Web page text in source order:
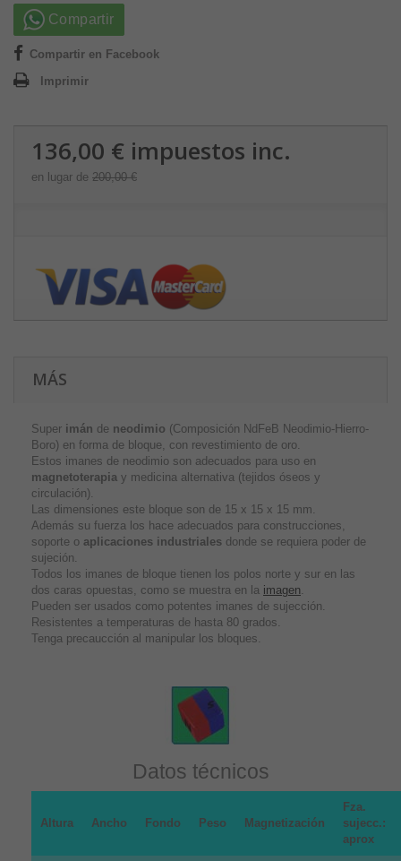
Compartir
Compartir en Facebook
Imprimir
136,00 € impuestos inc.
en lugar de 200,00 €
MÁS
Super imán de neodimio (Composición NdFeB Neodimio-Hierro-
Boro) en forma de bloque, con revestimiento de oro.
Estos imanes de neodimio son adecuados para uso en
magnetoterapia y medicina alternativa (tejidos óseos y
circulación).
Las dimensiones este bloque son de 15 x 15 x 15 mm.
Además su fuerza los hace adecuados para construcciones,
soporte o aplicaciones industriales donde se requiera poder de
sujeción.
Todos los imanes de bloque tienen los polos norte y sur en las
dos caras opuestas, como se muestra en la imagen.
Pueden ser usados como potentes imanes de sujección.
Resistentes a temperaturas de hasta 80 grados.
Tenga precaucción al manipular los bloques.
Datos técnicos
Altura Ancho Fondo Peso Magnetización
Fza.
sujecc.:
aprox